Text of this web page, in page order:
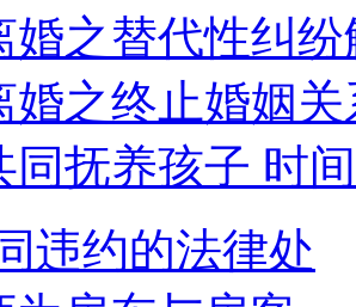
婚之替代性纠
婚之终止婚姻关
同抚养孩子 时